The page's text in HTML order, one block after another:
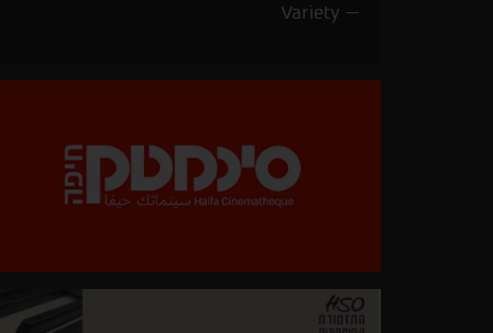
Variety